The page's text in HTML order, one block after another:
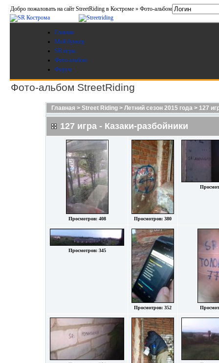
Добро пожаловать на сайт StreetRiding в Костроме » Фото-альбом
Главная
Мой бункер
SR игры
Фото-альбом
Форум
Фото-альбом StreetRiding
Главная > Street Riding > Летний сезон 2015 года > 127
127 игра - Казаки-разбойники
Просмотров: 408 Просмотров: 380
Просмотров: 345
Просмотров: 352